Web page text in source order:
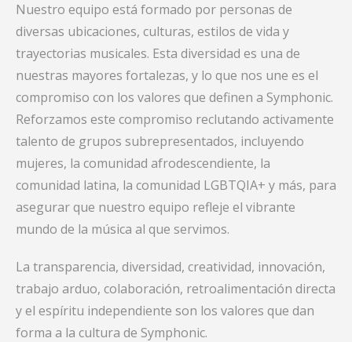
Nuestro equipo está formado por personas de
diversas ubicaciones, culturas, estilos de vida y
trayectorias musicales. Esta diversidad es una de
nuestras mayores fortalezas, y lo que nos une es el
compromiso con los valores que definen a Symphonic.
Reforzamos este compromiso reclutando activamente
talento de grupos subrepresentados, incluyendo
mujeres, la comunidad afrodescendiente, la
comunidad latina, la comunidad LGBTQIA+ y más, para
asegurar que nuestro equipo refleje el vibrante
mundo de la música al que servimos.
La transparencia, diversidad, creatividad, innovación,
trabajo arduo, colaboración, retroalimentación directa
y el espíritu independiente son los valores que dan
forma a la cultura de Symphonic.